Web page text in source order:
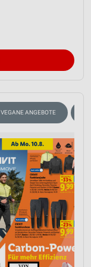
VEGANE ANGEBOTE